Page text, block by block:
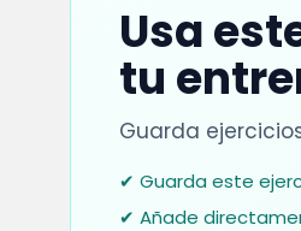
Usa
tu
Guarda
✔ Guarda este
✔ Añade